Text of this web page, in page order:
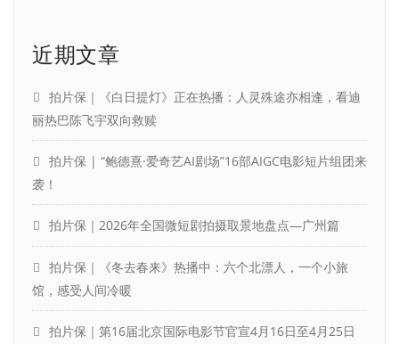
近期文章
拍片保｜《白日提灯》正在热播：人灵殊途亦相逢，看迪
丽热巴陈飞宇双向救赎
拍片保 | “鲍德熹·爱奇艺AI剧场”16部AIGC电影短片组团来
袭！
拍片保｜2026年全国微短剧拍摄取景地盘点—广州篇
拍片保｜《冬去春来》热播中：六个北漂人，一个小旅
馆，感受人间冷暖
拍片保｜第16届北京国际电影节官宣4月16日至4月25日